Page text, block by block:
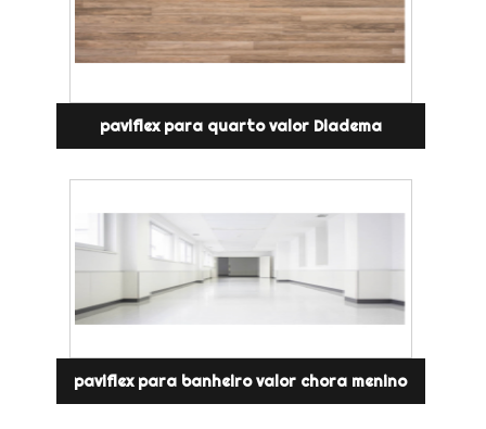
paviflex para quarto valor Diadema
paviflex para banheiro valor chora menino